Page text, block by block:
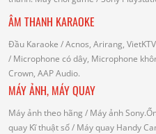
ÂM THANH KARAOKE
Đầu Karaoke / Acnos, Arirang,
/ Microphone có dây, Microphone
Crown, AAP Audio.
MÁY ẢNH, MÁY QUAY
Máy ảnh theo hãng / Máy ảnh
quay Kĩ thuật số/ Máy quay Handy